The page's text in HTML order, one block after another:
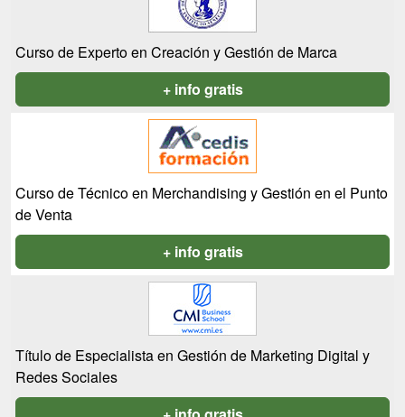
Curso de Experto en Creación y Gestión de Marca
+ info gratis
Curso de Técnico en Merchandising y Gestión en el Punto
de Venta
+ info gratis
Título de Especialista en Gestión de Marketing Digital y
Redes Sociales